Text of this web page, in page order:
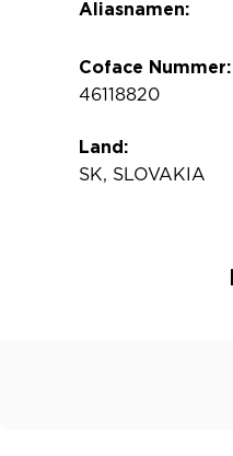
Aliasnamen:
Coface Nummer:
46118820
Land:
SK, SLOVAKIA